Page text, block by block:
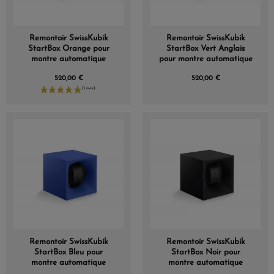
Remontoir SwissKubik
StartBox Orange pour
montre automatique
520,00 €
Remontoir SwissKubik
StartBox Vert Anglais
pour montre automatique
520,00 €
Remontoir SwissKubik
StartBox Bleu pour
montre automatique
Remontoir SwissKubik
StartBox Noir pour
montre automatique